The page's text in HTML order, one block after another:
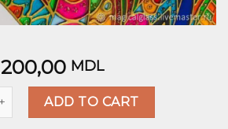
200,00 MDL
ADD TO CART